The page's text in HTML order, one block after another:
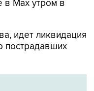
идет ликвидация